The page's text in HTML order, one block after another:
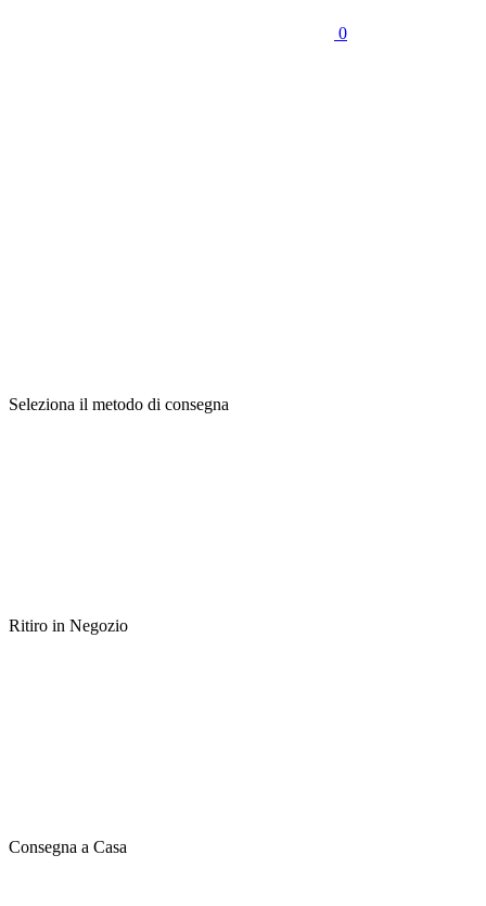
0
Seleziona il metodo di consegna
Ritiro in Negozio
Consegna a Casa